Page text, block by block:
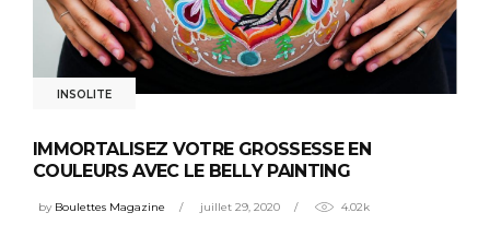
INSOLITE
IMMORTALISEZ VOTRE GROSSESSE EN
COULEURS AVEC LE BELLY PAINTING
by Boulettes Magazine juillet 29, 2020 4.02k